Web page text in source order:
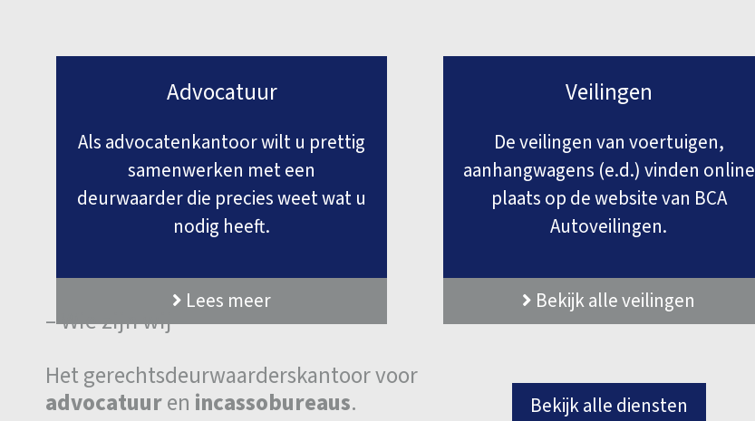
– Wie zijn wij –
Het gerechtsdeurwaarderskantoor voor
advocatuuren incassobureaus.
Advocatuur
Als advocatenkantoor wilt u prettig
samenwerken met een
deurwaarder die precies weet wat u
nodig heeft.
Lees meer
Veilingen
De veilingen van voertuigen,
aanhangwagens (e.d.) vinden online
plaats op de website van BCA
Autoveilingen.
Bekijk alle veilingen
Bekijk alle diensten